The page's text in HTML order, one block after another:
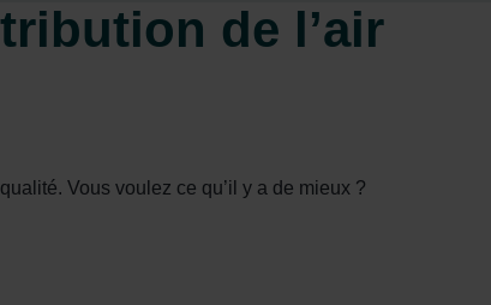
de l’air
Vous voulez ce qu’il y a de mieux ?